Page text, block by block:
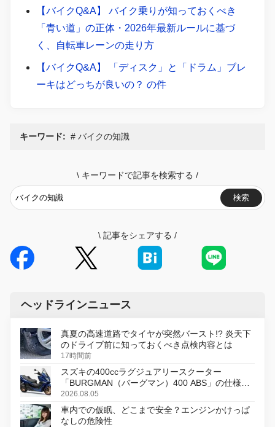
【バイクQ&A】 バイク乗りが知っておくべき
「青い道」の正体・2026年最新ルールに基づ
く、自転車レーンの走り方
【バイクQ&A】 「ディスク」と「ドラム」ブレ
ーキはどっちが良いの？ の件
キーワード: バイクの知識
\ キーワードで記事を検索する /
検索
\ 記事をシェアする /
ヘッドラインニュース
真夏の高速道路でタイヤが突然バースト!? 炎天下
のドライブ前に知っておくべき点検内容とは
17時間前
スズキの400ccラグジュアリースクーター
「BURGMAN（バーグマン）400 ABS」の仕様を
変更し、8月18日に発売
2026.08.05
車内での仮眠、どこまで安全？エンジンかけっぱ
なしの危険性